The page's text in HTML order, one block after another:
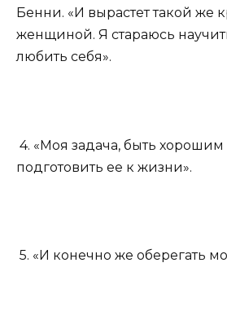
Бенни. «И вырастет такой же
женщиной. Я стараюсь
любить себя».
4. «Моя задача, быть
подготовить ее к жизни».
5. «И конечно же оберегать